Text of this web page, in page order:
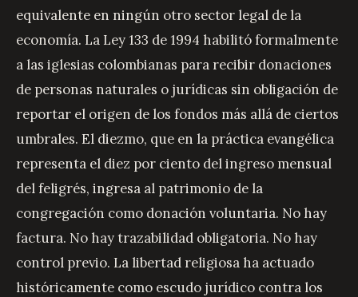
equivalente en ningún otro sector legal de la
economía. La Ley 133 de 1994 habilitó formalmente
a las iglesias colombianas para recibir donaciones
de personas naturales o jurídicas sin obligación de
reportar el origen de los fondos más allá de ciertos
umbrales. El diezmo, que en la práctica evangélica
representa el diez por ciento del ingreso mensual
del feligrés, ingresa al patrimonio de la
congregación como donación voluntaria. No hay
factura. No hay trazabilidad obligatoria. No hay
control previo. La libertad religiosa ha actuado
históricamente como escudo jurídico contra los